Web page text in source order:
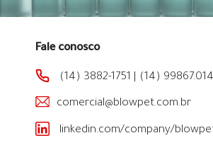
Fale conosco
(14) 3882-1751 (14)
comercial@blowpet.com.br
linkedin.com/company/